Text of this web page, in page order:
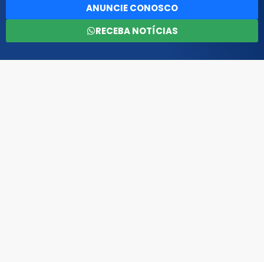
ANUNCIE CONOSCO
RECEBA NOTÍCIAS